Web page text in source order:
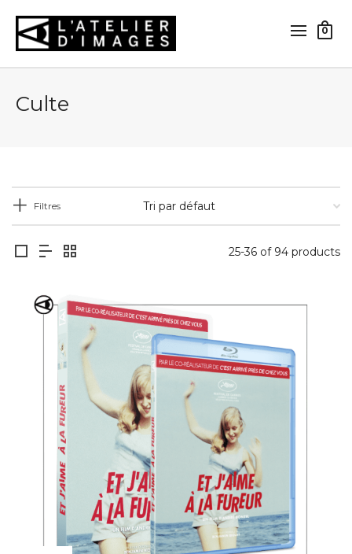
0
Culte
Filtres
25-36 of 94 products